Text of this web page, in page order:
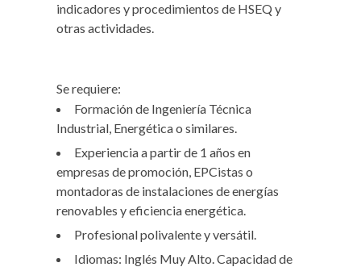
indicadores y procedimientos de HSEQ y
otras actividades.
Se requiere:
Formación de Ingeniería Técnica
Industrial, Energética o similares.
Experiencia a partir de 1 años en
empresas de promoción, EPCistas o
montadoras de instalaciones de energías
renovables y eficiencia energética.
Profesional polivalente y versátil.
Idiomas: Inglés Muy Alto. Capacidad de